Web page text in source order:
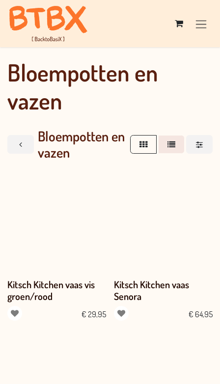
Overslaan naar inhoud
Bloempotten en
vazen
Bloempotten en
vazen
Kitsch Kitchen vaas vis
groen/rood
€ 29,95
Kitsch Kitchen vaas
Senora
€ 64,95